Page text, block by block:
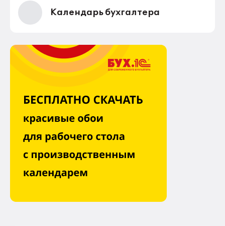
Календарь бухгалтера